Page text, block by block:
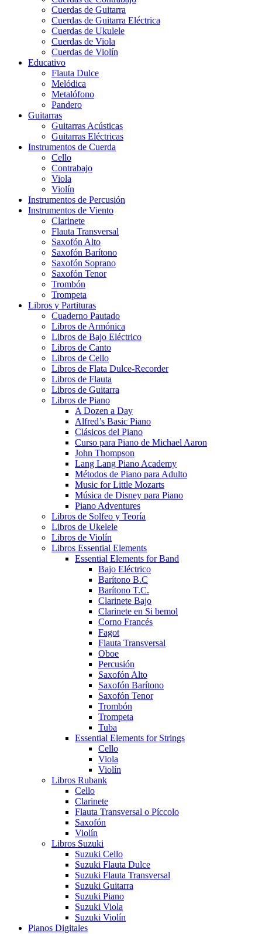
Cuerdas de Guitarra
Cuerdas de Guitarra Eléctrica
Cuerdas de Ukulele
Cuerdas de Viola
Cuerdas de Violín
Educativo
Flauta Dulce
Melódica
Metalófono
Pandero
Guitarras
Guitarras Acústicas
Guitarras Eléctricas
Instrumentos de Cuerda
Cello
Contrabajo
Viola
Violín
Instrumentos de Percusión
Instrumentos de Viento
Clarinete
Flauta Transversal
Saxofón Alto
Saxofón Barítono
Saxofón Soprano
Saxofón Tenor
Trombón
Trompeta
Libros y Partituras
Cuaderno Pautado
Libros de Armónica
Libros de Bajo Eléctrico
Libros de Canto
Libros de Cello
Libros de Flata Dulce-Recorder
Libros de Flauta
Libros de Guitarra
Libros de Piano
A Dozen a Day
Alfred’s Basic Piano
Clásicos del Piano
Curso para Piano de Michael Aaron
John Thompson
Lang Lang Piano Academy
Métodos de Piano para Adulto
Music for Little Mozarts
Música de Disney para Piano
Piano Adventures
Libros de Solfeo y Teoría
Libros de Ukelele
Libros de Violín
Libros Essential Elements
Essential Elements for Band
Bajo Eléctrico
Barítono B.C
Barítono T.C.
Clarinete Bajo
Clarinete en Si bemol
Corno Francés
Fagot
Flauta Transversal
Oboe
Percusión
Saxofón Alto
Saxofón Barítono
Saxofón Tenor
Trombón
Trompeta
Tuba
Essential Elements for Strings
Cello
Viola
Violín
Libros Rubank
Cello
Clarinete
Flauta Transversal o Píccolo
Saxofón
Violín
Libros Suzuki
Suzuki Cello
Suzuki Flauta Dulce
Suzuki Flauta Transversal
Suzuki Guitarra
Suzuki Piano
Suzuki Viola
Suzuki Violín
Pianos Digitales